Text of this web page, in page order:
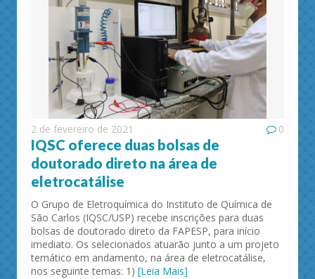
2 de fevereiro de 2021 0
IQSC oferece duas bolsas de
doutorado direto na área de
eletrocatálise
O Grupo de Eletroquímica do Instituto de Química de
São Carlos (IQSC/USP) recebe inscrições para duas
bolsas de doutorado direto da FAPESP, para início
imediato. Os selecionados atuarão junto a um projeto
temático em andamento, na área de eletrocatálise,
nos seguinte temas: 1) [Leia Mais]